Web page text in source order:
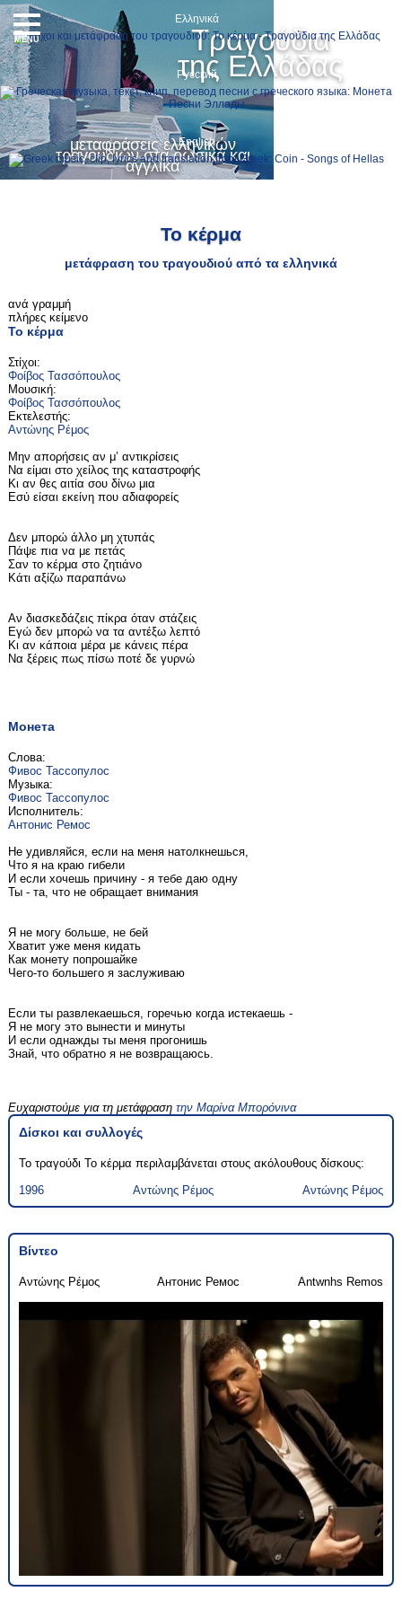
Τραγούδια
της Ελλάδας
μεταφράσεις ελληνικών
τραγουδιών στα ρωσικά και
αγγλικά
Ελληνικά
Русский
English
MENU
Το κέρμα
μετάφραση του τραγουδιού από τα ελληνικά
ανά γραμμή
πλήρες κείμενο
Το κέρμα
Στίχοι:
Φοίβος Τασσόπουλος
Μουσική:
Φοίβος Τασσόπουλος
Εκτελεστής:
Αντώνης Ρέμος
Μην απορήσεις αν μ’ αντικρίσεις
Να είμαι στο χείλος της καταστροφής
Κι αν θες αιτία σου δίνω μια
Εσύ είσαι εκείνη που αδιαφορείς
Δεν μπορώ άλλο μη χτυπάς
Πάψε πια να με πετάς
Σαν το κέρμα στο ζητιάνο
Κάτι αξίζω παραπάνω
Αν διασκεδάζεις πίκρα όταν στάζεις
Εγώ δεν μπορώ να τα αντέξω λεπτό
Κι αν κάποια μέρα με κάνεις πέρα
Να ξέρεις πως πίσω ποτέ δε γυρνώ
Монета
Слова:
Фивос Тассопулос
Музыка:
Фивос Тассопулос
Исполнитель:
Антонис Ремос
Не удивляйся, если на меня натолкнешься,
Что я на краю гибели
И если хочешь причину - я тебе даю одну
Ты - та, что не обращает внимания
Я не могу больше, не бей
Хватит уже меня кидать
Как монету попрошайке
Чего-то большего я заслуживаю
Если ты развлекаешься, горечью когда истекаешь -
Я не могу это вынести и минуты
И если однажды ты меня прогонишь
Знай, что обратно я не возвращаюсь.
Ευχαριστούμε για τη μετάφραση την Μαρίνα Μπορόνινα
Δίσκοι και συλλογές
Το τραγούδι Το κέρμα περιλαμβάνεται στους ακόλουθους δίσκους:
1996
Αντώνης Ρέμος Αντώνης Ρέμος
Βίντεο
Αντώνης Ρέμος Антонис Ремос Antwnhs Remos